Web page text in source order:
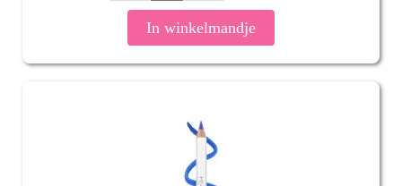
In winkelmandje